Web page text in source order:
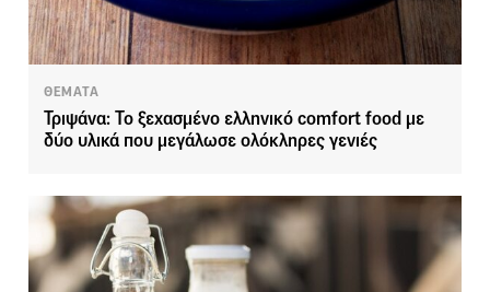
ΘΕΜΑΤΑ
Τριψάνα: Το ξεχασμένο ελληνικό comfort food με
δύο υλικά που μεγάλωσε ολόκληρες γενιές